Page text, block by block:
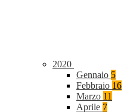
2020
Gennaio 5
Febbraio 16
Marzo 11
Aprile 7